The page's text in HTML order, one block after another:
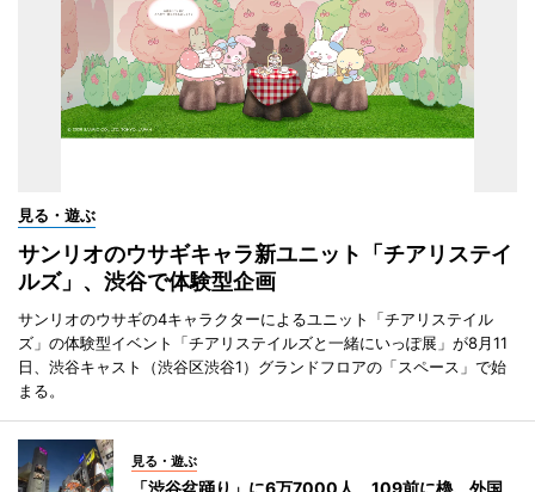
見る・遊ぶ
サンリオのウサギキャラ新ユニット「チアリステイ
ルズ」、渋谷で体験型企画
サンリオのウサギの4キャラクターによるユニット「チアリステイル
ズ」の体験型イベント「チアリステイルズと一緒にいっぽ展」が8月11
日、渋谷キャスト（渋谷区渋谷1）グランドフロアの「スペース」で始
まる。
見る・遊ぶ
「渋谷盆踊り」に6万7000人 109前に櫓、外国